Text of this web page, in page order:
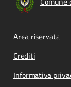
Footer
Area riservata
Crediti
Informativa